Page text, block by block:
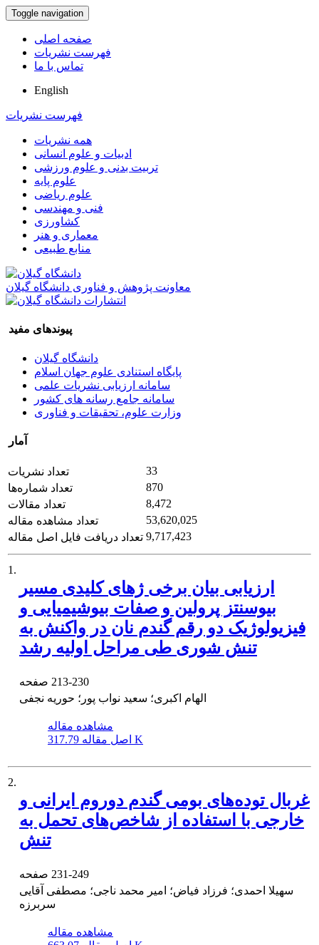
Toggle navigation
صفحه اصلی
فهرست نشریات
تماس با ما
English
فهرست نشریات
همه نشریات
ادبیات و علوم انسانی
تربیت بدنی و علوم ورزشی
علوم پایه
علوم ریاضی
فنی و مهندسی
کشاورزی
معماری و هنر
منابع طبیعی
معاونت پژوهش و فناوری دانشگاه گیلان
پیوندهای مفید
دانشگاه گیلان
پایگاه استنادی علوم جهان اسلام
سامانه ارزیابی نشریات علمی
سامانه جامع رسانه های کشور
وزارت علوم، تحقیقات و فناوری
آمار
تعداد نشریات
33
تعداد شماره‌ها
870
تعداد مقالات
8,472
تعداد مشاهده مقاله
53,620,025
تعداد دریافت فایل اصل مقاله 9,717,423
1.
ارزیابی بیان برخی ژ‌های کلیدی مسیر
بیوسنتز پرولین و صفات بیوشیمیایی و
فیزیولوژیک دو رقم گندم نان در واکنش به
تنش شوری طی مراحل اولیه رشد
213-230
الهام اکبری؛ سعید نواب پور؛ حوریه نجفی
مشاهده مقاله
اصل مقاله 317.79 K
2.
غربال توده‌های بومی گندم دوروم ایرانی و
خارجی با استفاده از شاخص‌های تحمل به
تنش
231-249
سهیلا احمدی؛ فرزاد فیاض؛ امیر محمد ناجی؛ مصطفی آقایی
سربرزه
مشاهده مقاله